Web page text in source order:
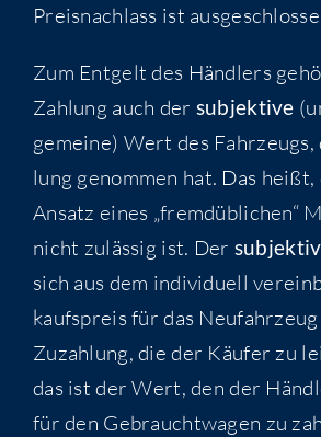
Preis­nach­lass ist
Zum Ent­gelt des Händ­lers
Zah­lung auch der sub­jek­ti­ve
gemei­ne) Wert des
lung genom­men hat. Das heißt,
Ansatz eines „fremd­üb­li­chen“
nicht zuläs­sig ist. Der
sich aus dem indi­vi­du­ell
kaufs­preis für das
Zuzah­lung, die der Käu­fer zu
das ist der Wert, den der
für den Gebraucht­wa­gen zu